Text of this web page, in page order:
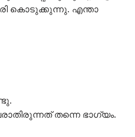
കൊടുക്കുന്നു. എന്താ
തന്നെ ഭാഗ്യം.